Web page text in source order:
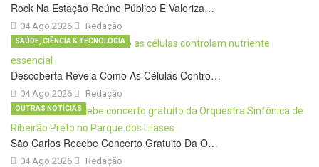
Rock Na Estação Reúne Público E Valoriza…
04 Ago 2026 Redação
Descoberta Revela Como As Células Contro…
04 Ago 2026
SAÚDE, CIÊNCIA & TECNOLOGIA
Redação
São Carlos Recebe Concerto Gratuito Da O…
04 Ago 2026
OUTRAS NOTÍCIAS
Redação